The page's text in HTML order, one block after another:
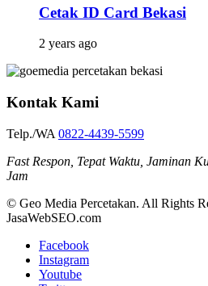
Cetak ID Card Bekasi
2 years ago
Kontak Kami
Telp./WA 0822-4439-5599
Fast Respon, Tepat Waktu, Jaminan
Jam
© Geo Media Percetakan. All Rights
JasaWebSEO.com
Facebook
Instagram
Youtube